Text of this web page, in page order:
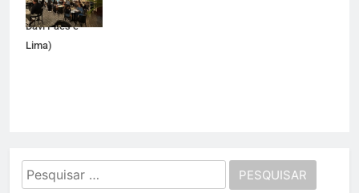
Shopping (Foto
Davi Paes e
Lima)
Pesquisar